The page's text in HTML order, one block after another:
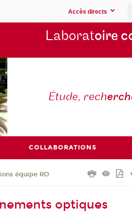
Accès directs
Laboratoire
Étude, rech
COLLABORATIONS
équipe RO
optiques